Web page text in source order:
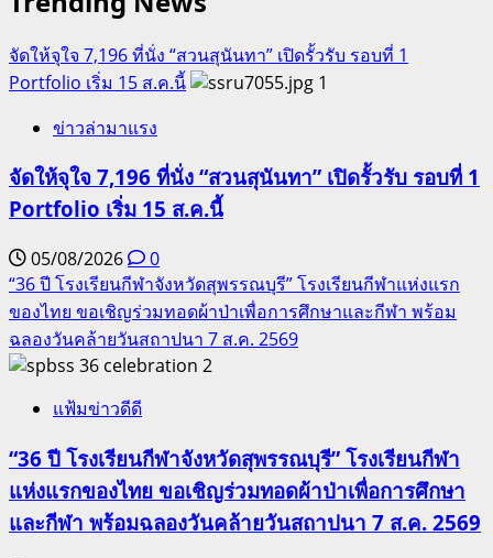
จัดให้จุใจ 7,196 ที่นั่ง “สวนสุนันทา” เปิดรั้วรับ รอบที่ 1
Portfolio เริ่ม 15 ส.ค.นี้
1
ข่าวล่ามาแรง
จัดให้จุใจ 7,196 ที่นั่ง “สวนสุนันทา” เปิดรั้วรับ รอบที่ 1
Portfolio เริ่ม 15 ส.ค.นี้
05/08/2026
0
“36 ปี โรงเรียนกีฬาจังหวัดสุพรรณบุรี” โรงเรียนกีฬาแห่งแรก
ของไทย ขอเชิญร่วมทอดผ้าป่าเพื่อการศึกษาและกีฬา พร้อม
ฉลองวันคล้ายวันสถาปนา 7 ส.ค. 2569
2
แฟ้มข่าวดีดี
“36 ปี โรงเรียนกีฬาจังหวัดสุพรรณบุรี” โรงเรียนกีฬา
แห่งแรกของไทย ขอเชิญร่วมทอดผ้าป่าเพื่อการศึกษา
และกีฬา พร้อมฉลองวันคล้ายวันสถาปนา 7 ส.ค. 2569